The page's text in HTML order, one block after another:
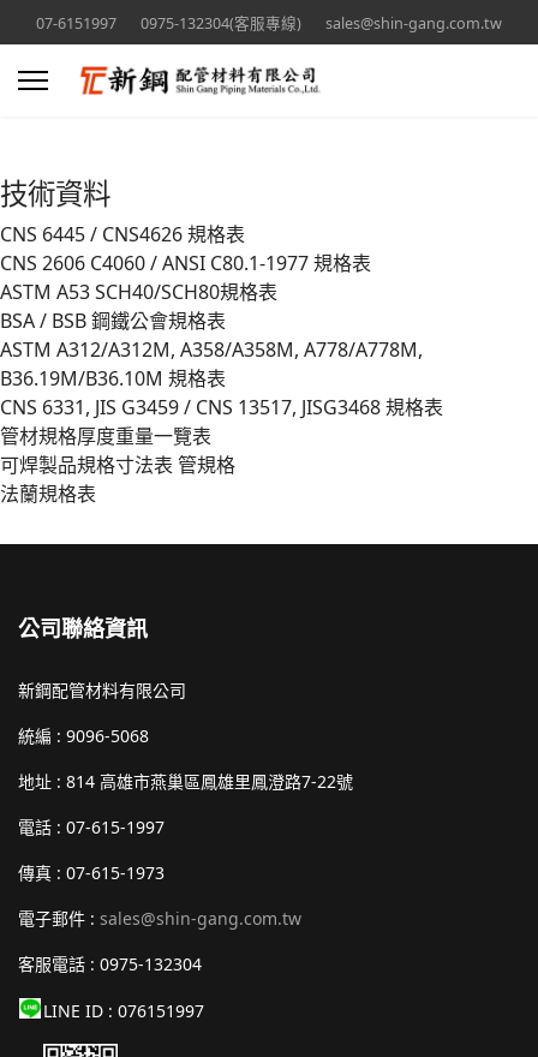
07-6151997 0975-132304(客服專線) sales@shin-gang.com.tw
技術資料
CNS 6445 / CNS4626 規格表
CNS 2606 C4060 / ANSI C80.1-1977 規格表
ASTM A53 SCH40/SCH80規格表
BSA / BSB 鋼鐵公會規格表
ASTM A312/A312M, A358/A358M, A778/A778M,
B36.19M/B36.10M 規格表
CNS 6331, JIS G3459 / CNS 13517, JISG3468 規格表
管材規格厚度重量一覽表
可焊製品規格寸法表 管規格
法蘭規格表
公司聯絡資訊
新鋼配管材料有限公司
統編 : 9096-5068
地址 : 814 高雄市燕巢區鳳雄里鳳澄路7-22號
電話 : 07-615-1997
傳真 : 07-615-1973
電子郵件 : sales@shin-gang.com.tw
客服電話 : 0975-132304
LINE ID : 076151997